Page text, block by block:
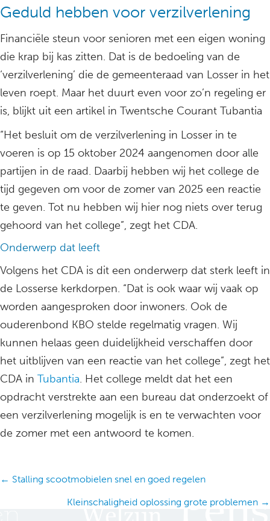
Geduld hebben voor verzilverlening
Financiële steun voor senioren met een eigen woning
die krap bij kas zitten. Dat is de bedoeling van de
‘verzilverlening’ die de gemeenteraad van Losser in het
leven roept. Maar het duurt even voor zo’n regeling er
is, blijkt uit een artikel in Twentsche Courant Tubantia
“Het besluit om de verzilverlening in Losser in te
voeren is op 15 oktober 2024 aangenomen door alle
partijen in de raad. Daarbij hebben wij het college de
tijd gegeven om voor de zomer van 2025 een reactie
te geven. Tot nu hebben wij hier nog niets over terug
gehoord van het college”, zegt het CDA.
Onderwerp dat leeft
Volgens het CDA is dit een onderwerp dat sterk leeft in
de Losserse kerkdorpen. “Dat is ook waar wij vaak op
worden aangesproken door inwoners. Ook de
ouderenbond KBO stelde regelmatig vragen. Wij
kunnen helaas geen duidelijkheid verschaffen door
het uitblijven van een reactie van het college”, zegt het
CDA in Tubantia. Het college meldt dat het een
opdracht verstrekte aan een bureau dat onderzoekt of
een verzilverlening mogelijk is en te verwachten voor
de zomer met een antwoord te komen.
Posts
← Stalling scootmobielen snel en goed regelen
Kleinschaligheid oplossing grote problemen →